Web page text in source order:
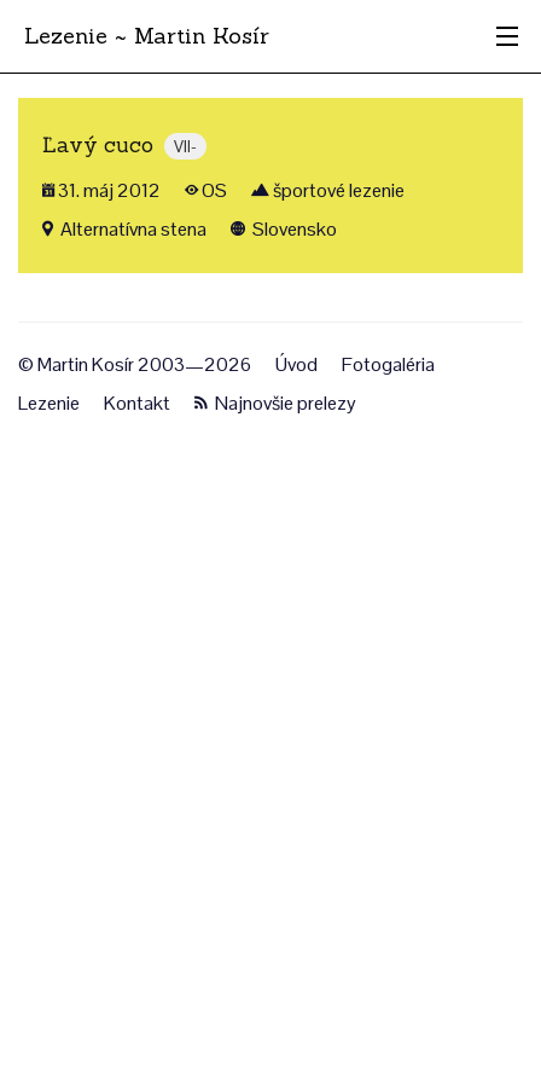
Lezenie ~ Martin Kosír
Najhodnotnejšie
Oblasti
Krajina
Štýl
Ľavý cuco VII-
31. máj 2012 OS
športové lezenie
Alternatívna stena
Slovensko
© Martin Kosír 2003—2026 Úvod
Fotogaléria
Lezenie
Kontakt Najnovšie prelezy